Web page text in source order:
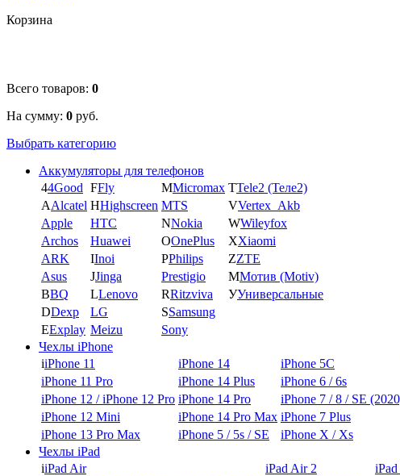
Корзина
Всего товаров: 0
На сумму: 0 руб.
Выбрать категорию
Аккумуляторы для телефонов
44Good FFly MMicromax TTele2 (Теле2)
AAlcatel HHighscreen MTS VVertex_Akb
Apple
HTC NNokia WWileyfox
Archos
Huawei OOnePlus XXiaomi
ARK
IInoi PPhilips ZZTE
Asus
JJinga Prestigio ММотив (Motiv)
BBQ LLenovo RRitzviva УУниверсальные
DDexp LG SSamsung
EExplay Meizu
Sony
Чехлы iPhone
iiPhone 11 iPhone 14 iPhone 5C
iPhone 11 Pro
iPhone 14 Plus iPhone 6 / 6s
iPhone 12 / iPhone 12 Pro iPhone 14 Pro iPhone 7 / 8 / SE
iPhone 12 Mini
iPhone 14 Pro Max iPhone 7 Plus
iPhone 13 Pro Max
iPhone 5 / 5s / SE
iPhone X / Xs
Чехлы iPad
iiPad Air iPad Air 2